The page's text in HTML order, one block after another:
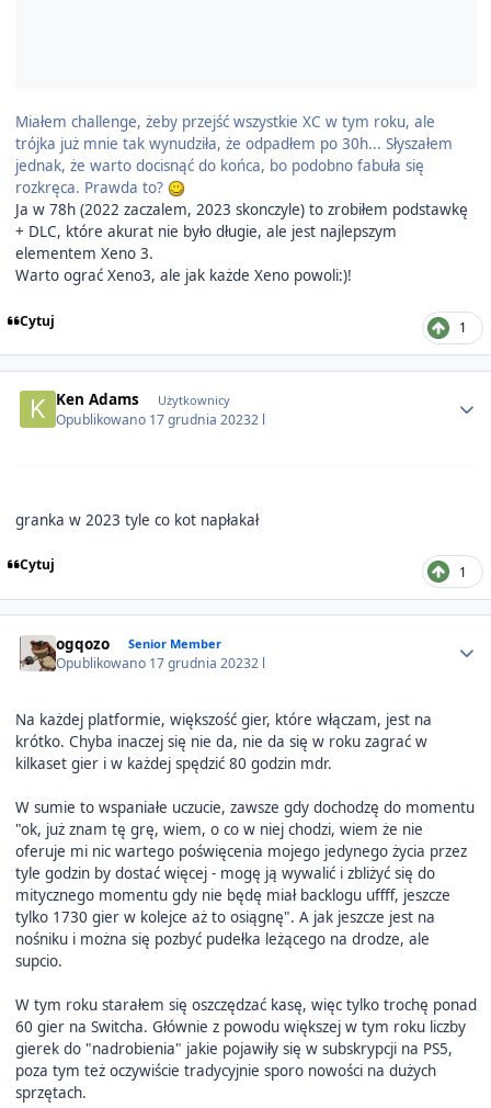
Miałem challenge, żeby przejść wszystkie XC w tym roku, ale
trójka już mnie tak wynudziła, że odpadłem po 30h... Słyszałem
jednak, że warto docisnąć do końca, bo podobno fabuła się
rozkręca. Prawda to?
Ja w 78h (2022 zaczalem, 2023 skonczyle) to zrobiłem podstawkę
+ DLC, które akurat nie było długie, ale jest najlepszym
elementem Xeno 3.
Warto ograć Xeno3, ale jak każde Xeno powoli:)!
Cytuj 1
Ken Adams Użytkownicy
Opublikowano 17 grudnia 20232 l
granka w 2023 tyle co kot napłakał
Cytuj 1
ogqozo Senior Member
Opublikowano 17 grudnia 20232 l
Na każdej platformie, większość gier, które włączam, jest na
krótko. Chyba inaczej się nie da, nie da się w roku zagrać w
kilkaset gier i w każdej spędzić 80 godzin mdr.
W sumie to wspaniałe uczucie, zawsze gdy dochodzę do momentu
"ok, już znam tę grę, wiem, o co w niej chodzi, wiem że nie
oferuje mi nic wartego poświęcenia mojego jedynego życia przez
tyle godzin by dostać więcej - mogę ją wywalić i zbliżyć się do
mitycznego momentu gdy nie będę miał backlogu uffff, jeszcze
tylko 1730 gier w kolejce aż to osiągnę". A jak jeszcze jest na
nośniku i można się pozbyć pudełka leżącego na drodze, ale
supcio.
W tym roku starałem się oszczędzać kasę, więc tylko trochę ponad
60 gier na Switcha. Głównie z powodu większej w tym roku liczby
gierek do "nadrobienia" jakie pojawiły się w subskrypcji na PS5,
poza tym też oczywiście tradycyjnie sporo nowości na dużych
sprzętach.